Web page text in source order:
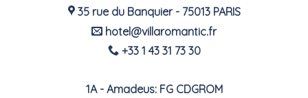
35 rue du Banquier - 75013 PARIS
hotel@villaromantic.fr
+33 1 43 31 73 30
1A - Amadeus: FG CDGROM